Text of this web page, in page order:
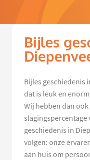
Bijles
Bijles geschiedenis
dat is leuk en
Wij hebben dan
slagingspercentage
geschiedenis in
volgen: onze
aan huis om